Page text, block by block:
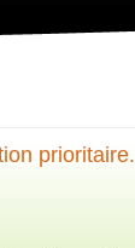
prioritaire.